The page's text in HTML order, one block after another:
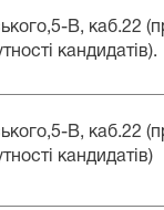
В, каб.22
кандидатів).
В, каб.22
кандидатів)